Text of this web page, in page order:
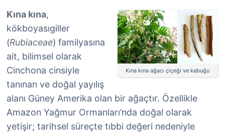
Kına kına ağacı çiçeği ve kabuğu
Kına kına,
kökboyasıgiller
(Rubiaceae) familyasına
ait, bilimsel olarak
Cinchona cinsiyle
tanınan ve doğal yayılış
alanı Güney Amerika olan bir ağaçtır. Özellikle
Amazon Yağmur Ormanları’nda doğal olarak
yetişir; tarihsel süreçte tıbbi değeri nedeniyle